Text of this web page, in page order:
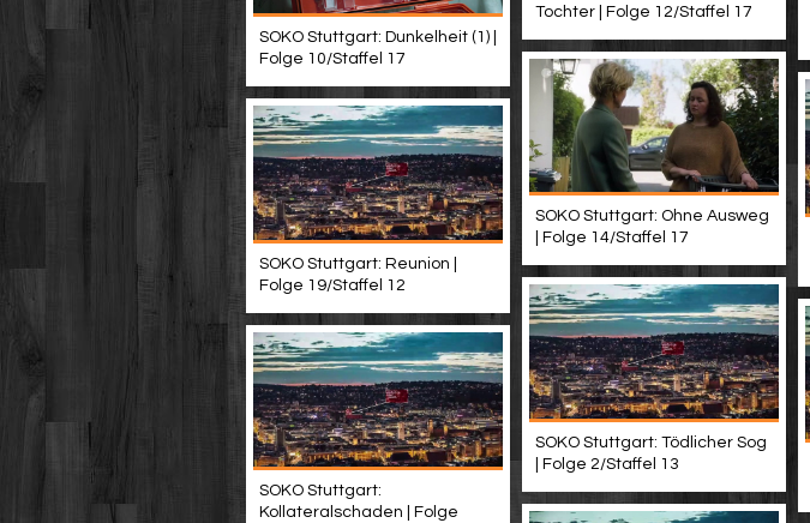
Tochter | Folge 12/Staffel 17
SOKO Stuttgart: Dunkelheit (1) |
Folge 10/Staffel 17
SOKO Stuttgart: Ohne Ausweg
| Folge 14/Staffel 17
SOKO Stuttgart: Reunion |
Folge 19/Staffel 12
SOKO Stuttgart: Tödlicher Sog
| Folge 2/Staffel 13
SOKO Stuttgart:
Kollateralschaden | Folge